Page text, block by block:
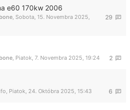
e60 170kw 2006
29
Sobota, 15. Novembra 2025,
2
Piatok, 7. Novembra 2025, 19:24
6
Piatok, 24. Októbra 2025, 15:43